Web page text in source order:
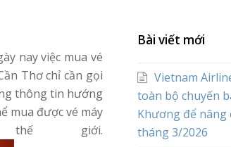
nay việc mua vé
Thơ chỉ cần gọi
thông tin hướng
mua được vé máy
giới.
Bài viết mới
Vietnam
toàn bộ chuyến
Khương để nâng
tháng 3/2026